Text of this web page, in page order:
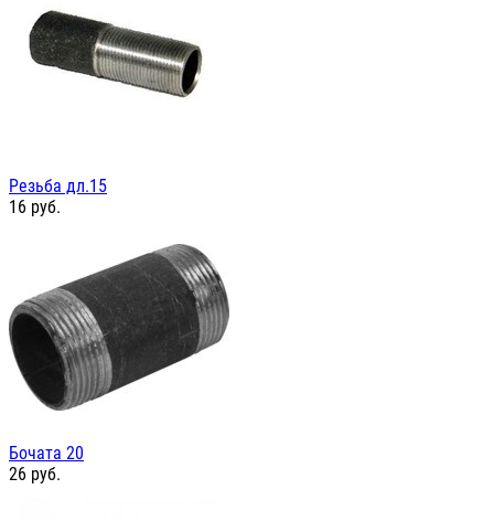
Резьба дл.15
16 руб.
Бочата 20
26 руб.